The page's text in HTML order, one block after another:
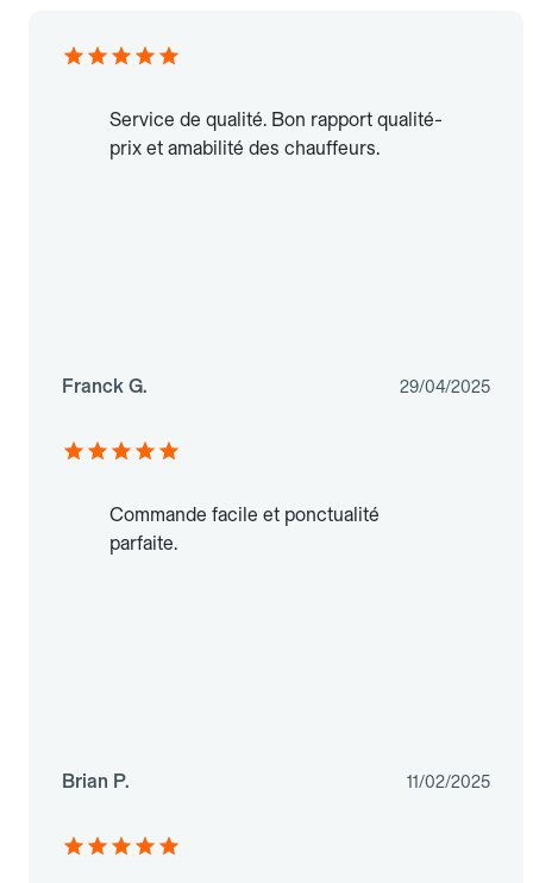
Service de qualité. Bon rapport qualité-
prix et amabilité des chauffeurs.
Franck G. 29/04/2025
Commande facile et ponctualité
parfaite.
Brian P. 11/02/2025